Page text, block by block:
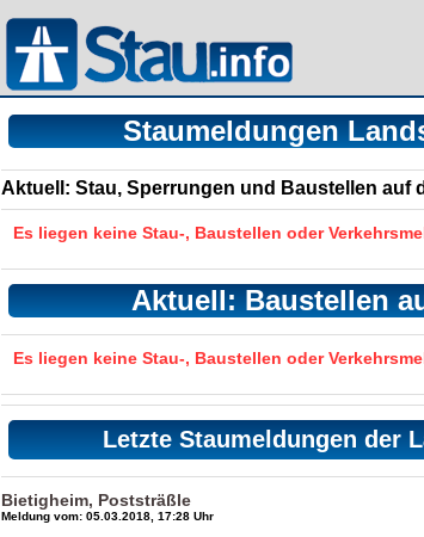
Staumeldungen
Aktuell: Stau, Sperrungen und Baustellen auf
Es liegen keine Stau-, Baustellen oder
Aktuell: Baustellen
Es liegen keine Stau-, Baustellen oder
Letzte Staumeldungen der
Bietigheim, Poststräßle
Meldung vom: 05.03.2018, 17:28 Uhr